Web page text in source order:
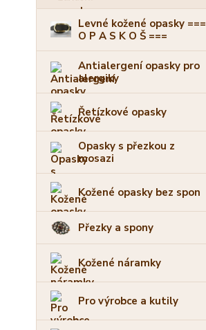
Levné kožené opasky ===
O P A S K O Š ===
Antialergení opasky pro
alergiky
Řetízkové opasky
Opasky s přezkou z
mosazi
Kožené opasky bez spon
Přezky a spony
Kožené náramky
Pro výrobce a kutily